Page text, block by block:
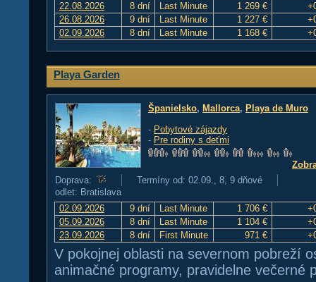
22.08.2026
8 dní Last Minute 1 269 €
26.08.2026
9 dní Last Minute 1 227 €
02.09.2026
8 dní Last Minute 1 168 €
Playa Garden
Španielsko, Mallorca, Playa de Muro
- Pobytové zájazdy
- Pre rodiny s deťmi
Doprava:
Termíny od: 02.09., 8, 9 dňové
odlet: Bratislava
02.09.2026
9 dní Last Minute 1 706 €
05.09.2026
8 dní Last Minute 1 104 €
23.09.2026
8 dní First Minute 971 €
V pokojnej oblasti na severnom pobreží
animačné programy, pravidelne večerné